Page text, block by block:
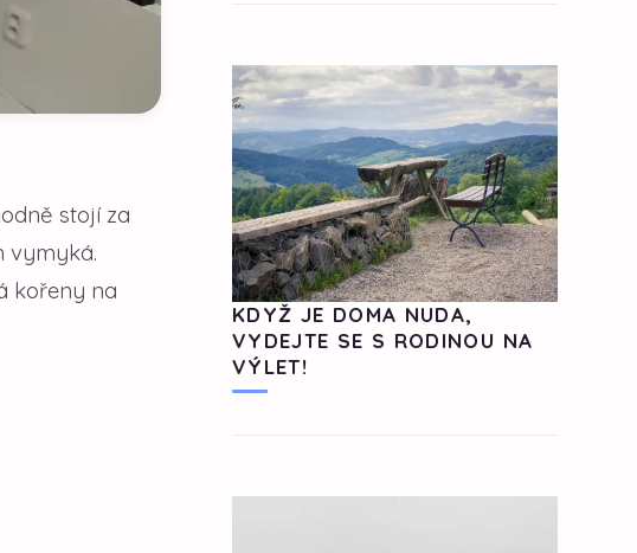
stojí za
vymyká.
kořeny na
KDYŽ JE DOMA NUDA,
VYDEJTE SE S RODINOU NA
VÝLET!